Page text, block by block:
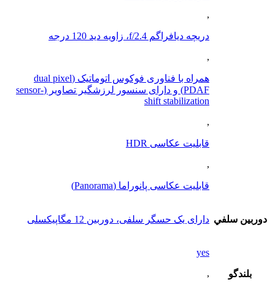
,
دریچه دیافراگم f/2.4، زاویه دید 120 درجه
,
همراه با فناوری فوکوس اتوماتیک (dual pixel
PDAF) و دارای سنسور لرزشگیر تصاویر (sensor-
shift stabilization
,
قابلیت عکاسی HDR
,
قابلیت عکاسی پانوراما (Panorama)
دوربين سلفي دارای یک حسگر سلفی، دوربین 12 مگاپیکسلی
بلندگو
yes
,